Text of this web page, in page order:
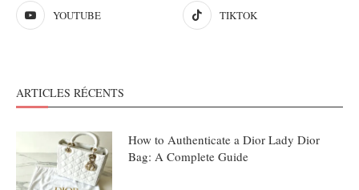
YOUTUBE TIKTOK
ARTICLES RÉCENTS
How to Authenticate a Dior Lady Dior
Bag: A Complete Guide